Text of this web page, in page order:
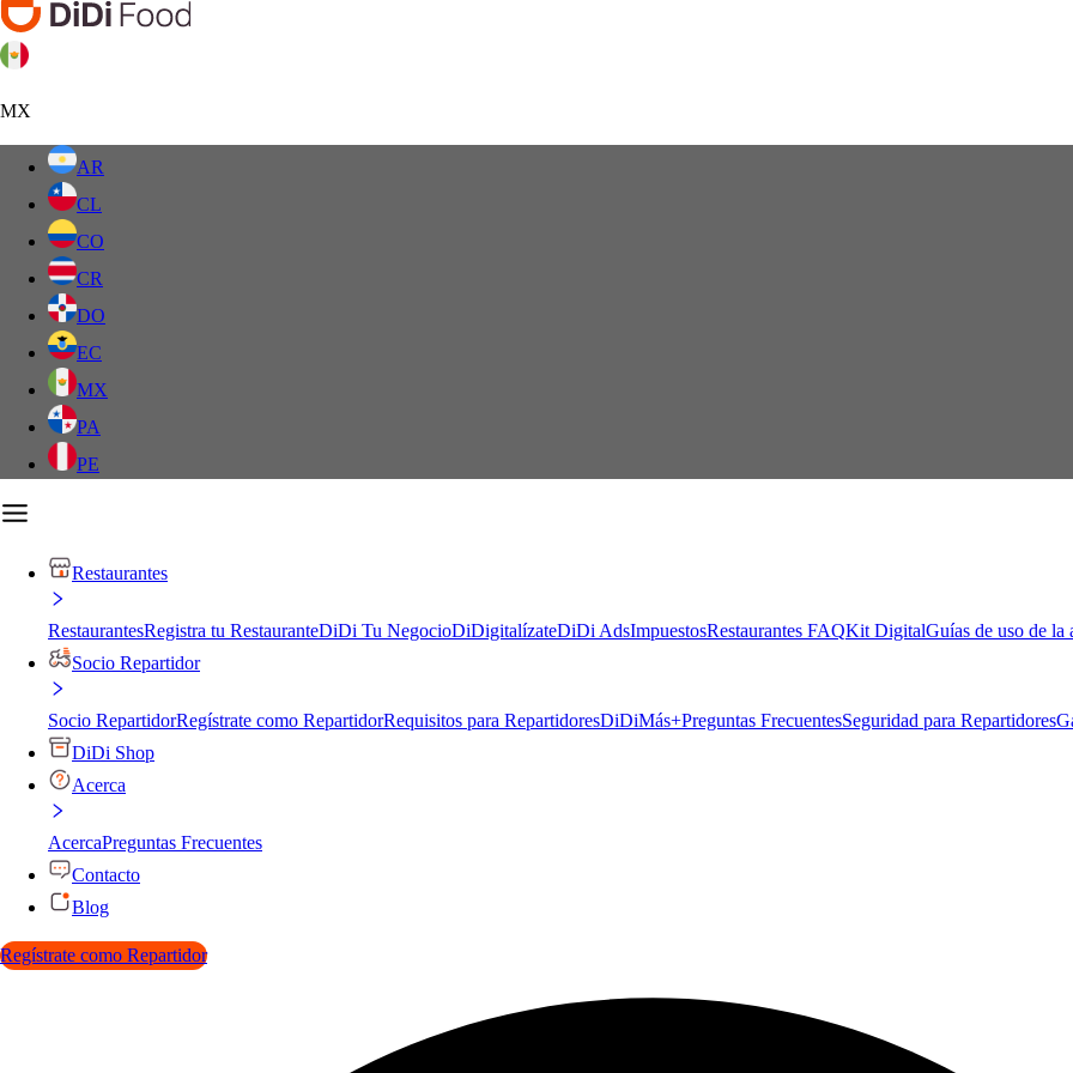
MX
AR
CL
CO
CR
DO
EC
MX
PA
PE
Restaurantes
RestaurantesRegistra tu RestauranteDiDi Tu NegocioDiDigitalízateDiDi AdsImpuestosRestaurantes FAQKit DigitalGuías de uso de la
Socio Repartidor
Socio RepartidorRegístrate como RepartidorRequisitos para RepartidoresDiDiMás+Preguntas FrecuentesSeguridad para Repartidores
DiDi Shop
Acerca
AcercaPreguntas Frecuentes
Contacto
Blog
Regístrate como Repartidor